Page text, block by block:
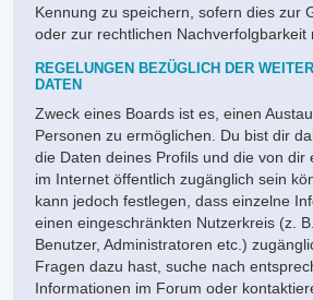
Kennung zu speichern, sofern dies zur
oder zur rechtlichen Nachverfolgbarkeit
REGELUNGEN BEZÜGLICH DER
DATEN
Zweck eines Boards ist es, einen
Personen zu ermöglichen. Du bist dir
die Daten deines Profils und die von dir
im Internet öffentlich zugänglich sein
kann jedoch festlegen, dass einzelne
einen eingeschränkten Nutzerkreis (z.
Benutzer, Administratoren etc.)
Fragen dazu hast, suche nach
Informationen im Forum oder